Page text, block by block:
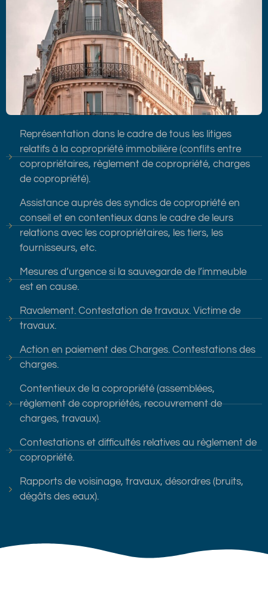
Représentation dans le cadre de tous les litiges
relatifs à la copropriété immobilière (conflits entre
copropriétaires, règlement de copropriété, charges
de copropriété).
Assistance auprès des syndics de copropriété en
conseil et en contentieux dans le cadre de leurs
relations avec les copropriétaires, les tiers, les
fournisseurs, etc.
Mesures d’urgence si la sauvegarde de l’immeuble
est en cause.
Ravalement. Contestation de travaux. Victime de
travaux.
Action en paiement des Charges. Contestations des
charges.
Contentieux de la copropriété (assemblées,
règlement de copropriétés, recouvrement de
charges, travaux).
Contestations et difficultés relatives au règlement de
copropriété.
Rapports de voisinage, travaux, désordres (bruits,
dégâts des eaux).